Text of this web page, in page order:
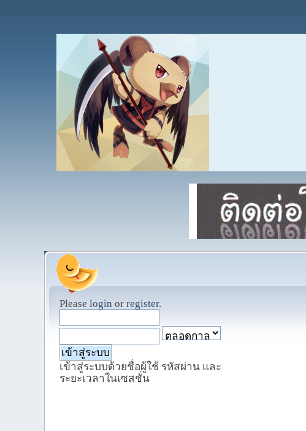
Please login or register.
เข้าสู่ระบบด้วยชื่อผู้ใช้ รหัสผ่าน และ
ระยะเวลาในเซสชั่น